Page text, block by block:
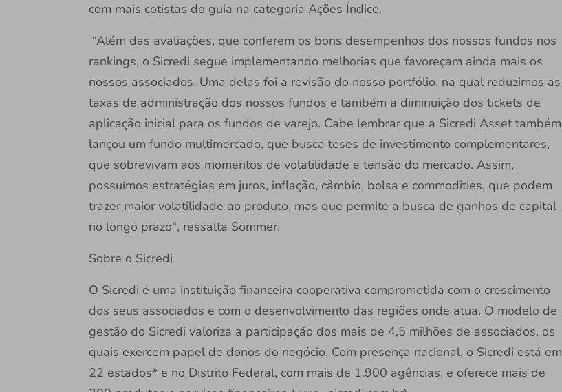
com mais cotistas do guia na categoria Ações Índice.
“Além das avaliações, que conferem os bons desempenhos dos nossos fundos nos
rankings, o Sicredi segue implementando melhorias que favoreçam ainda mais os
nossos associados. Uma delas foi a revisão do nosso portfólio, na qual reduzimos as
taxas de administração dos nossos fundos e também a diminuição dos tickets de
aplicação inicial para os fundos de varejo. Cabe lembrar que a Sicredi Asset também
lançou um fundo multimercado, que busca teses de investimento complementares,
que sobrevivam aos momentos de volatilidade e tensão do mercado. Assim,
possuímos estratégias em juros, inflação, câmbio, bolsa e commodities, que podem
trazer maior volatilidade ao produto, mas que permite a busca de ganhos de capital
no longo prazo", ressalta Sommer.
Sobre o Sicredi
O Sicredi é uma instituição financeira cooperativa comprometida com o crescimento
dos seus associados e com o desenvolvimento das regiões onde atua. O modelo de
gestão do Sicredi valoriza a participação dos mais de 4,5 milhões de associados, os
quais exercem papel de donos do negócio. Com presença nacional, o Sicredi está em
22 estados* e no Distrito Federal, com mais de 1.900 agências, e oferece mais de